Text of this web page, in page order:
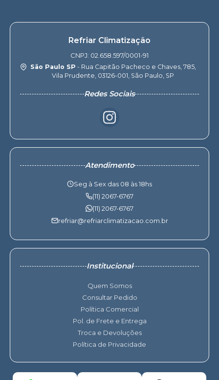
Refriar Climatização
CNPJ: 02.658.597/0001-91
São Paulo SP - Rua Capitão Pacheco e Chaves, 785,
Vila Prudente, 03126-001, São Paulo, SP
Redes Sociais
Atendimento
Seg à Sex das 08 às 18hs
(11) 2067-6767
(11) 2067-6767
refriar@refriarclimatizacao.com.br
Institucional
Quem Somos
Consultar Pedido
Política Comercial
Pol. de Frete e Entrega
Troca e Devoluções
Política de Privacidade